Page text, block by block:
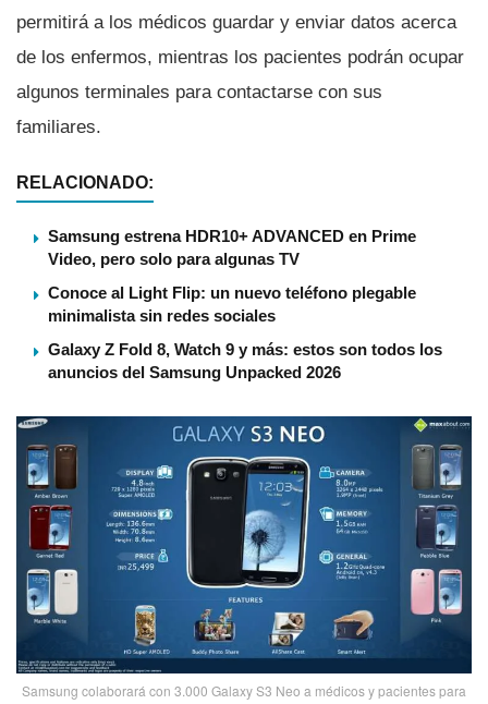
permitirá a los médicos guardar y enviar datos acerca
de los enfermos, mientras los pacientes podrán ocupar
algunos terminales para contactarse con sus
familiares.
RELACIONADO:
Samsung estrena HDR10+ ADVANCED en Prime
Video, pero solo para algunas TV
Conoce al Light Flip: un nuevo teléfono plegable
minimalista sin redes sociales
Galaxy Z Fold 8, Watch 9 y más: estos son todos los
anuncios del Samsung Unpacked 2026
Samsung colaborará con 3.000 Galaxy S3 Neo a médicos y pacientes para